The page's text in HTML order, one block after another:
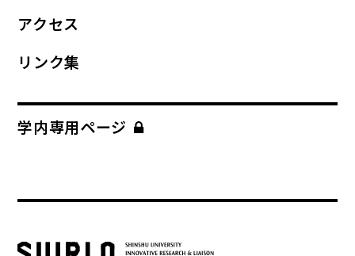
アクセス
リンク集
学内専用ページ